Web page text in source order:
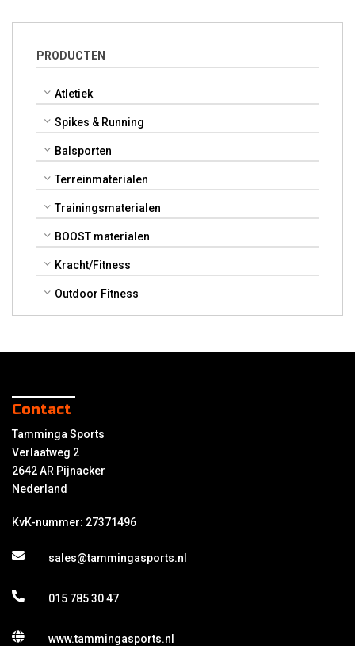
PRODUCTEN
Atletiek
Spikes & Running
Balsporten
Terreinmaterialen
Trainingsmaterialen
BOOST materialen
Kracht/Fitness
Outdoor Fitness
Contact
Tamminga Sports
Verlaatweg 2
2642 AR Pijnacker
Nederland
KvK-nummer: 27371496
sales@tammingasports.nl
015 785 30 47
www.tammingasports.nl